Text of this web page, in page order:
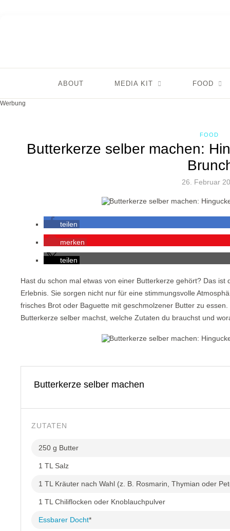
ABOUT MEDIA KIT FOOD
Werbung
FOOD
Butterkerze selber machen:
26. Februar
teilen
merken
teilen
Hast du schon mal etwas von einer Butterkerze gehört? Das
Erlebnis. Sie sorgen nicht nur für eine stimmungsvolle
frisches Brot oder Baguette mit geschmolzener Butter zu
Butterkerze selber machst, welche Zutaten du brauchst und
Butterkerze selber machen
ZUTATEN
250 g Butter
1 TL Salz
1 TL Kräuter nach Wahl (z. B. Rosmarin, Thymian oder
1 TL Chiliflocken oder Knoblauchpulver
Essbarer Docht*